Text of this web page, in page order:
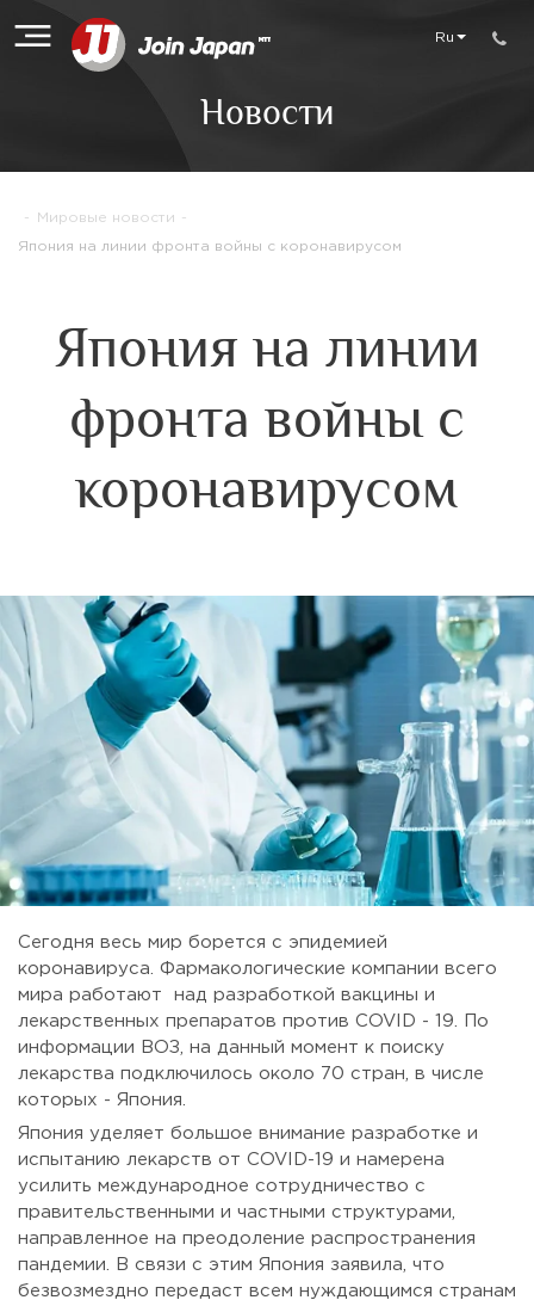
Ru
Новости
- Мировые новости -
Япония на линии фронта войны с коронавирусом
Япония на линии
фронта войны с
коронавирусом
Сегодня весь мир борется с эпидемией
коронавируса. Фармакологические компании всего
мира работают над разработкой вакцины и
лекарственных препаратов против COVID - 19. По
информации ВОЗ, на данный момент к поиску
лекарства подключилось около 70 стран, в числе
которых - Япония.
Япония уделяет большое внимание разработке и
испытанию лекарств от COVID-19 и намерена
усилить международное сотрудничество с
правительственными и частными структурами,
направленное на преодоление распространения
пандемии. В связи с этим Япония заявила, что
безвозмездно передаст всем нуждающимся странам